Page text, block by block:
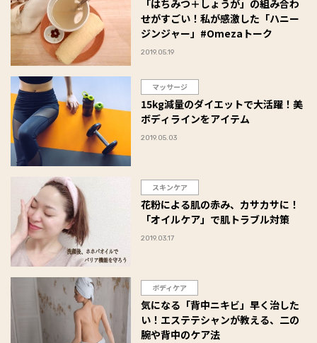
「はちみつ＋しょうが」の組み合わ
せがすごい！私が感激した「ハニー
ジンジャー」#Omezaトーク
2019.05.19
マッサージ
15kg減量のダイエットで大活躍！美
ボディラインをアイテム
2019.05.03
スキンケア
花粉による肌の赤み、カサカサに！
「オイルケア」で肌トラブル対策
2019.03.17
ボディケア
気になる「背中ニキビ」早く治した
い！エステテシャンが教える、二の
腕や背中のケア法